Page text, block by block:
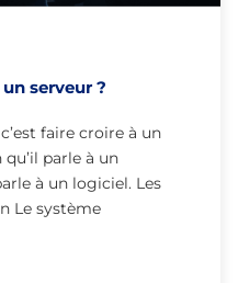
serveur ?
faire croire à un
parle à un
à un logiciel. Les
Le système